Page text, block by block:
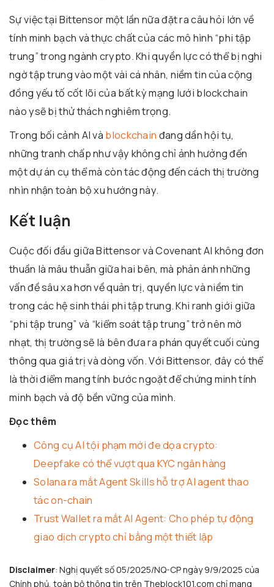
Sự việc tại Bittensor một lần nữa đặt ra câu hỏi lớn về
tính minh bạch và thực chất của các mô hình “phi tập
trung” trong ngành crypto. Khi quyền lực có thể bị nghi
ngờ tập trung vào một vài cá nhân, niềm tin của cộng
đồng yếu tố cốt lõi của bất kỳ mạng lưới blockchain
nào ysẽ bị thử thách nghiêm trọng.
Trong bối cảnh AI và blockchain đang dần hội tụ,
những tranh chấp như vậy không chỉ ảnh hưởng đến
một dự án cụ thể mà còn tác động đến cách thị trường
nhìn nhận toàn bộ xu hướng này.
Kết luận
Cuộc đối đầu giữa Bittensor và Covenant AI không đơn
thuần là mâu thuẫn giữa hai bên, mà phản ánh những
vấn đề sâu xa hơn về quản trị, quyền lực và niềm tin
trong các hệ sinh thái phi tập trung. Khi ranh giới giữa
“phi tập trung” và “kiểm soát tập trung” trở nên mờ
nhạt, thị trường sẽ là bên đưa ra phán quyết cuối cùng
thông qua giá trị và dòng vốn. Với Bittensor, đây có thể
là thời điểm mang tính bước ngoặt để chứng minh tính
minh bạch và độ bền vững của mình.
Đọc thêm
Công cụ AI tội phạm mới đe dọa crypto:
Deepfake có thể vượt qua KYC ngân hàng
Solana ra mắt Agent Skills hỗ trợ AI agent thao
tác on-chain
Trust Wallet ra mắt AI Agent: Cho phép tự động
giao dịch crypto chỉ bằng một thiết lập
Disclaimer: Nghị quyết số 05/2025/NQ-CP ngày 9/9/2025 của
Chính phủ, toàn bộ thông tin trên Theblock101.com chỉ mang